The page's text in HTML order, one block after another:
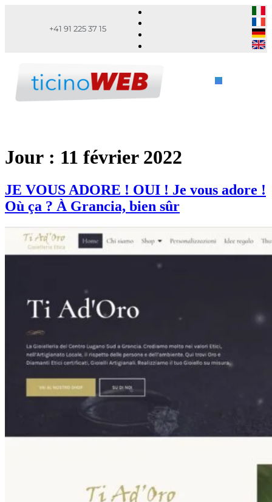
+41 91 225 37 15
Jour : 11 février 2022
JE VOUS ADORE ! OUI ! Je vous adore !
Où ça ? À Grancia, bien sûr